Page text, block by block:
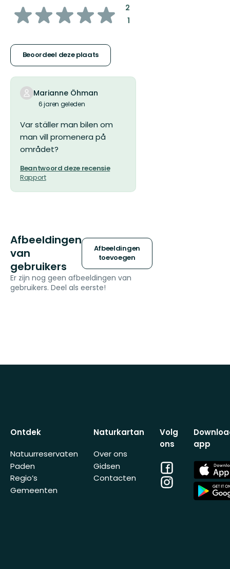
van
sterren
Beoordeel deze plaats
2:
1:
Marianne Öhman
6 jaren geleden
Var ställer man bilen om
man vill promenera på
området?
Beantwoord deze recensie
Rapport
Afbeeldingen
van
gebruikers
Afbeeldingen
toevoegen
Er zijn nog geen afbeeldingen van
gebruikers. Deel als eerste!
Ontdek
Natuurreservaten
Paden
Regio’s
Gemeenten
Naturkartan
Over ons
Gidsen
Contacten
Volg
ons
Facebook
Instagram
app
App
Store
App
Store